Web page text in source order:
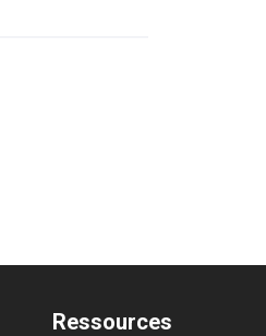
Ressources